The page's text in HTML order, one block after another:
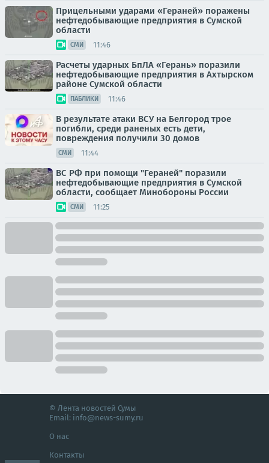
Прицельными ударами «Гераней» поражены
нефтедобывающие предприятия в Сумской
области
СМИ 11:46
Расчеты ударных БпЛА «Герань» поразили
нефтедобывающие предприятия в Ахтырском
районе Сумской области
ПАБЛИКИ 11:46
В результате атаки ВСУ на Белгород трое
погибли, среди раненых есть дети,
повреждения получили 30 домов
СМИ 11:44
ВС РФ при помощи "Гераней" поразили
нефтедобывающие предприятия в Сумской
области, сообщает Минобороны России
СМИ 11:25
© Лента новостей Сумы
Email: info@news-sumy.ru
О нас
Контакты